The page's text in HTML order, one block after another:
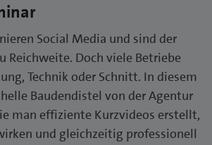
Social Media und sind der
Reichweite. Doch viele Betriebe
Technik oder Schnitt. In diesem
Baudendistel von der Agentur
man effiziente Kurzvideos erstellt,
und gleichzeitig professionell